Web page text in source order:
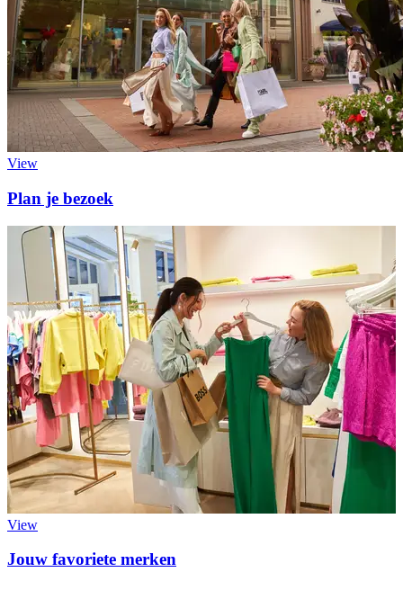
View
Plan je bezoek
View
Jouw favoriete merken